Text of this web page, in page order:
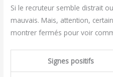
Si le recruteur semble distrait
mauvais. Mais, attention,
montrer fermés pour voir
Signes positifs